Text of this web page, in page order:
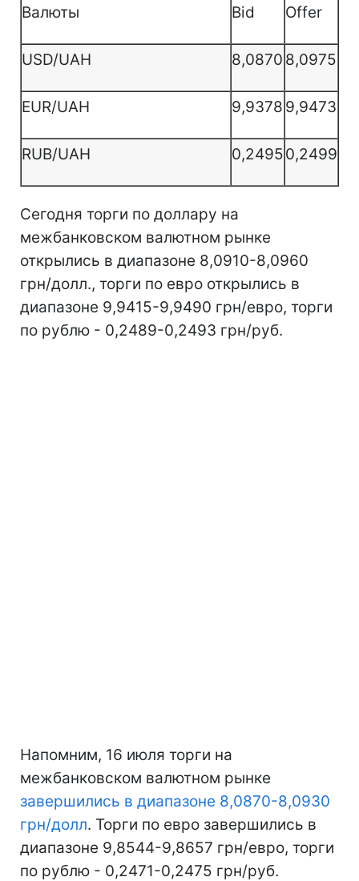
Валюты Bid Offer
USD/UAH 8,0870 8,0975
EUR/UAH 9,9378 9,9473
RUB/UAH 0,24950,2499
Сегодня торги по доллару на
межбанковском валютном рынке
открылись в диапазоне 8,0910-8,0960
грн/долл., торги по евро открылись в
диапазоне 9,9415-9,9490 грн/евро, торги
по рублю - 0,2489-0,2493 грн/руб.
Напомним, 16 июля торги на
межбанковском валютном рынке
завершились в диапазоне 8,0870-8,0930
грн/долл. Торги по евро завершились в
диапазоне 9,8544-9,8657 грн/евро, торги
по рублю - 0,2471-0,2475 грн/руб.